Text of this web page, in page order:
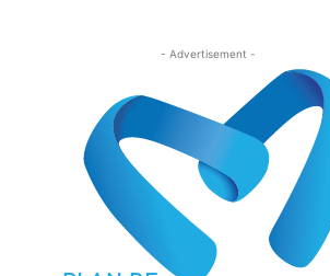
- Advertisement -